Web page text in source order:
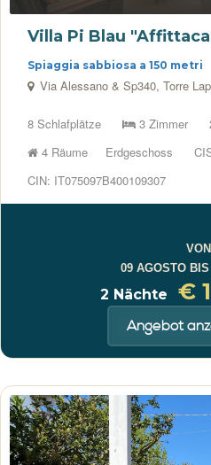
Villa Pi Blau
Spiaggia sabbiosa a 150 metri
Via Alessano & Sp340, Torre
8 Schlafplätze 3 Zimmer
4 Räume
Erdgeschoss
CIN: IT075097B400109307
VON
09 AGOSTO
2 Nächte €
Angebot